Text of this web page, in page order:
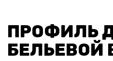
ПРОФИЛЬ
БЕЛЬЕВОЙ